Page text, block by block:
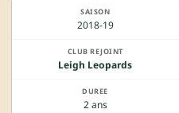
2018-19
Leigh Leopards
2 ans